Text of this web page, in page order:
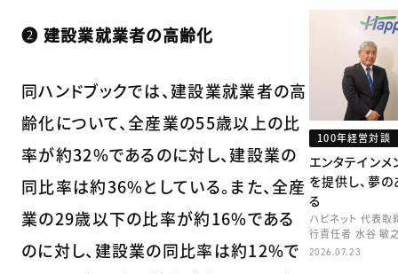
❷ 建設業就業者の高齢化
同ハンドブックでは、建設業就業者の高
齢化について、全産業の55歳以上の比
率が約32%であるのに対し、建設業の
同比率は約36%としている。また、全産
業の29歳以下の比率が約16%である
のに対し、建設業の同比率は約12%で
100年経営対談
エンタテイン
を提供し、夢
る
ハピネット 代表
行責任者 水谷 敏
2026.07.23